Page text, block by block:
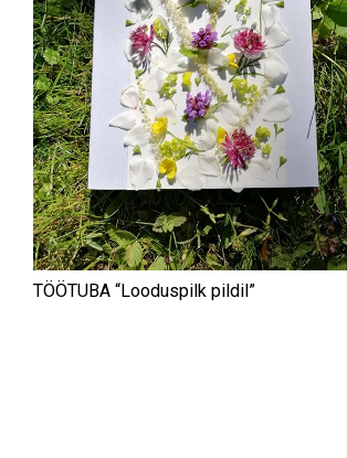
TÖÖTUBA “Looduspilk pildil”